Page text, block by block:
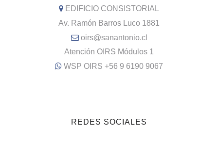
EDIFICIO CONSISTORIAL
Av. Ramón Barros Luco 1881
oirs@sanantonio.cl
Atención OIRS Módulos 1
WSP OIRS +56 9 6190 9067
REDES SOCIALES